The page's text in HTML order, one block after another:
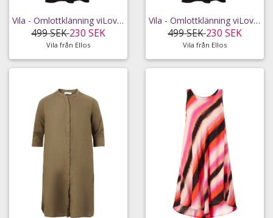
Vila - Omlottklänning viLovie S/S Wrap Midi Dress - Svart - 42
499 SEK230 SEK
Vila från Ellos
Vila - Omlottklänning viLovie S/S Wrap Midi Dress - Svart - 44
499 SEK230 SEK
Vila från Ellos